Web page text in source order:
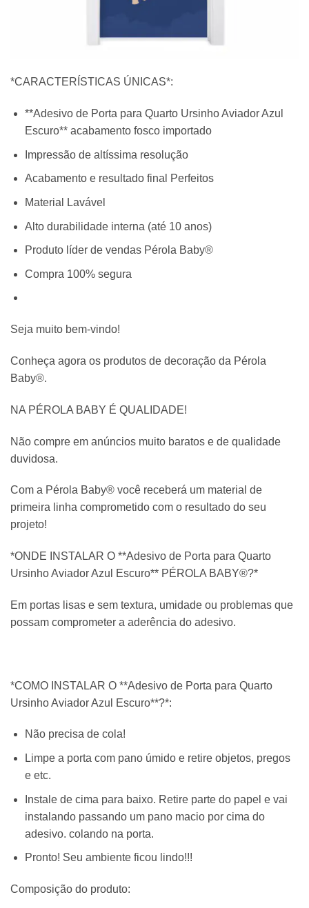
*CARACTERÍSTICAS ÚNICAS*:
**Adesivo de Porta para Quarto Ursinho Aviador Azul
Escuro** acabamento fosco importado
Impressão de altíssima resolução
Acabamento e resultado final Perfeitos
Material Lavável
Alto durabilidade interna (até 10 anos)
Produto líder de vendas Pérola Baby®
Compra 100% segura
Seja muito bem-vindo!
Conheça agora os produtos de decoração da Pérola
Baby®.
NA PÉROLA BABY É QUALIDADE!
Não compre em anúncios muito baratos e de qualidade
duvidosa.
Com a Pérola Baby® você receberá um material de
primeira linha comprometido com o resultado do seu
projeto!
*ONDE INSTALAR O **Adesivo de Porta para Quarto
Ursinho Aviador Azul Escuro** PÉROLA BABY®?*
Em portas lisas e sem textura, umidade ou problemas que
possam comprometer a aderência do adesivo.
*COMO INSTALAR O **Adesivo de Porta para Quarto
Ursinho Aviador Azul Escuro**?*:
Não precisa de cola!
Limpe a porta com pano úmido e retire objetos, pregos
e etc.
Instale de cima para baixo. Retire parte do papel e vai
instalando passando um pano macio por cima do
adesivo. colando na porta.
Pronto! Seu ambiente ficou lindo!!!
Composição do produto: